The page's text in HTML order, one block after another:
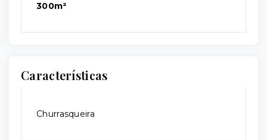
300m²
Características
Churrasqueira